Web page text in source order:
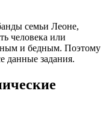
семьи Леоне,
человека или
и бедным. Поэтому
данные задания.